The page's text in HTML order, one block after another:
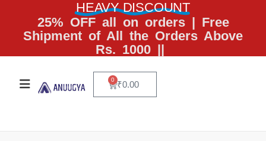
HEAVY DISCOUNT
25% OFF all on orders | Free
Shipment of All the Orders Above
Rs. 1000 ||
₹0.00
0